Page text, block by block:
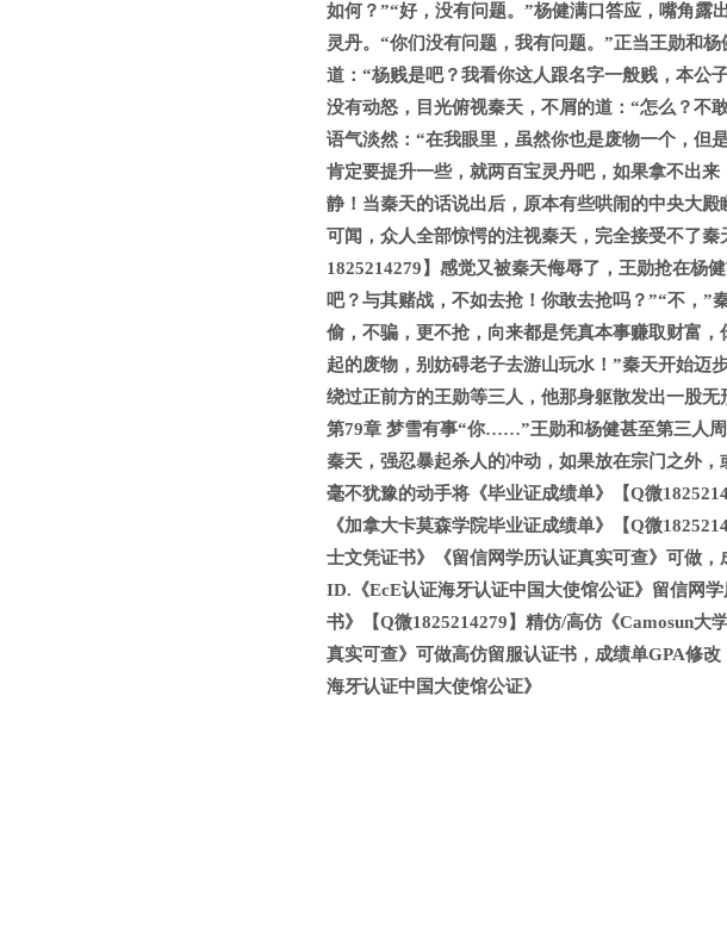
如何？”“好，没有问题。”杨健满口答应，嘴角露
灵丹。“你们没有问题，我有问题。”正当王勋和
道：“杨贱是吧？我看你这人跟名字一般贱，本公
没有动怒，目光俯视秦天，不屑的道：“怎么？不
语气淡然：“在我眼里，虽然你也是废物一个，但
肯定要提升一些，就两百宝灵丹吧，如果拿不出
静！当秦天的话说出后，原本有些哄闹的中央大
可闻，众人全部惊愕的注视秦天，完全接受不了
1825214279】感觉又被秦天侮辱了，王勋抢在杨
吧？与其赌战，不如去抢！你敢去抢吗？”“不，”
偷，不骗，更不抢，向来都是凭真本事赚取财富
起的废物，别妨碍老子去游山玩水！”秦天开始迈
绕过正前方的王勋等三人，他那身躯散发出一股无
第79章 梦雪有事“你……”王勋和杨健甚至第三人
秦天，强忍暴起杀人的冲动，如果放在宗门之外
毫不犹豫的动手将《毕业证成绩单》【Q微
《加拿大卡莫森学院毕业证成绩单》【Q微
士文凭证书》《留信网学历认证真实可查》可做
ID.《EcE认证海牙认证中国大使馆公证》留信网
书》【Q微1825214279】精仿/高仿《Camosun大
真实可查》可做高仿留服认证书，成绩单GPA修
海牙认证中国大使馆公证》